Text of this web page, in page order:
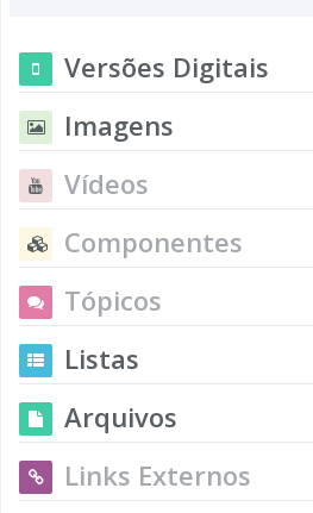
Versões Digitais
Imagens
Vídeos
Componentes
Tópicos
Listas
Arquivos
Links Externos